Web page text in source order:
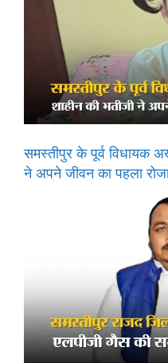
समस्तीपुर के पूर्व विधायक
ने अपने जीवन का पहला